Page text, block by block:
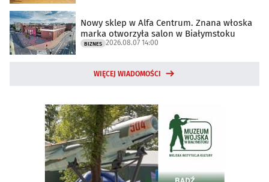
Nowy sklep w Alfa Centrum. Znana włoska
marka otworzyła salon w Białymstoku
BIZNES 2026.08.07 14:00
WIĘCEJ WIADOMOŚCI